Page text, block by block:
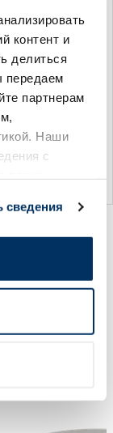
контент и
делиться
передаем
партнерам
Наши
с
сведения
G подушечка
2 шт.
В корзину